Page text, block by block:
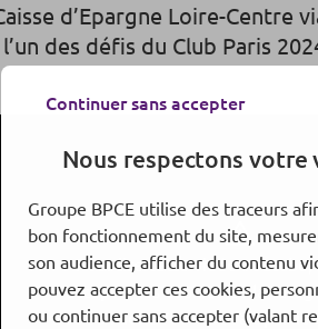
d’Epargne Loire-Centre
des défis du Club Paris
Pour lire cette vidéo Youtube,
accepter les cookies de la
Sociaux dont YouTube fait
Continuer sans accepter
Nous respectons votre
Groupe BPCE utilise des traceurs
bon fonctionnement du site,
son audience, afficher du contenu
pouvez accepter ces cookies,
ou continuer sans accepter (valant